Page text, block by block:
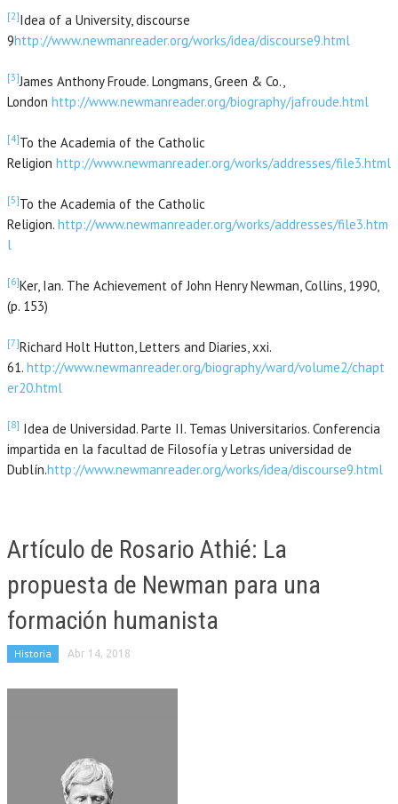
[2]Idea of a University, discourse
9http://www.newmanreader.org/works/idea/discourse9.html
[3]James Anthony Froude. Longmans, Green & Co.,
London http://www.newmanreader.org/biography/jafroude.html
[4]To the Academia of the Catholic
Religion http://www.newmanreader.org/works/addresses/file3.html
[5]To the Academia of the Catholic
Religion. http://www.newmanreader.org/works/addresses/file3.htm
l
[6]Ker, Ian. The Achievement of John Henry Newman, Collins, 1990,
(p. 153)
[7]Richard Holt Hutton, Letters and Diaries, xxi.
61. http://www.newmanreader.org/biography/ward/volume2/chapt
er20.html
[8] Idea de Universidad. Parte II. Temas Universitarios. Conferencia
impartida en la facultad de Filosofía y Letras universidad de
Dublín.http://www.newmanreader.org/works/idea/discourse9.html
Artículo de Rosario Athié: La
propuesta de Newman para una
formación humanista
Historia Abr 14, 2018